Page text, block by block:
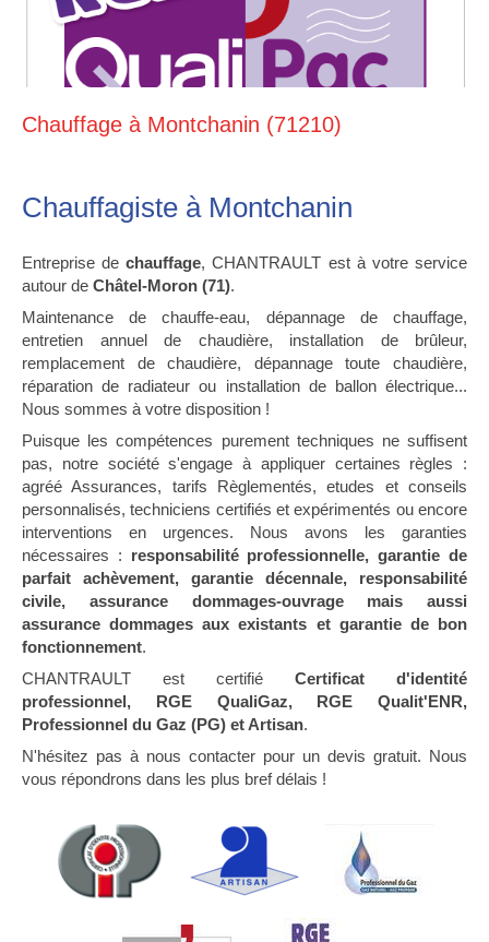
Chauffage à Montchanin (71210)
Chauffagiste à Montchanin
Entreprise dechauffage, CHANTRAULT est à votre service
autour de Châtel-Moron (71).
Maintenance de chauffe-eau, dépannage de chauffage,
entretien annuel de chaudière, installation de brûleur,
remplacement de chaudière, dépannage toute chaudière,
réparation de radiateur ou installation de ballon électrique...
Nous sommes à votre disposition !
Puisque les compétences purement techniques ne suffisent
pas, notre société s'engage à appliquer certaines règles :
agréé Assurances, tarifs Règlementés, etudes et conseils
personnalisés, techniciens certifiés et expérimentés ou encore
interventions en urgences. Nous avons les garanties
nécessaires : responsabilité professionnelle, garantie de
parfait achèvement, garantie décennale, responsabilité
civile, assurance dommages-ouvrage mais aussi
assurance dommages aux existants et garantie de bon
fonctionnement.
CHANTRAULT est certifié Certificat d'identité
professionnel, RGE QualiGaz, RGE Qualit'ENR,
Professionnel du Gaz (PG) et Artisan.
N'hésitez pas à nous contacter pour un devis gratuit. Nous
vous répondrons dans les plus bref délais !